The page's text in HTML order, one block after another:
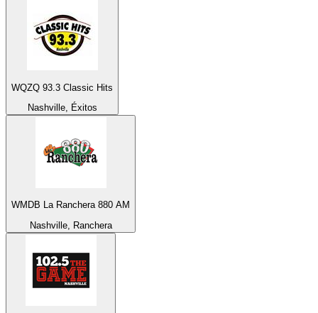
WQZQ 93.3 Classic Hits
Nashville, Éxitos
WMDB La Ranchera 880 AM
Nashville, Ranchera